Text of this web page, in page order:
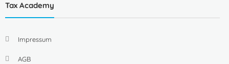
Tax Academy
Impressum
AGB